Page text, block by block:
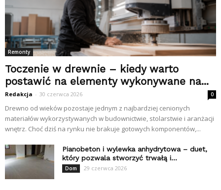
Remonty
Toczenie w drewnie – kiedy warto
postawić na elementy wykonywane na...
Redakcja - 30 czerwca 2026 0
Drewno od wieków pozostaje jednym z najbardziej cenionych
materiałów wykorzystywanych w budownictwie, stolarstwie i aranżacji
wnętrz. Choć dziś na rynku nie brakuje gotowych komponentów,...
Pianobeton i wylewka anhydrytowa – duet,
który pozwala stworzyć trwałą i...
Dom 29 czerwca 2026